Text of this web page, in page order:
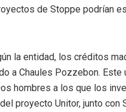
de Stoppe podrían
la entidad, los créditos
a Chaules Pozzebon. Este
hombres a los que los
del proyecto Unitor, junto